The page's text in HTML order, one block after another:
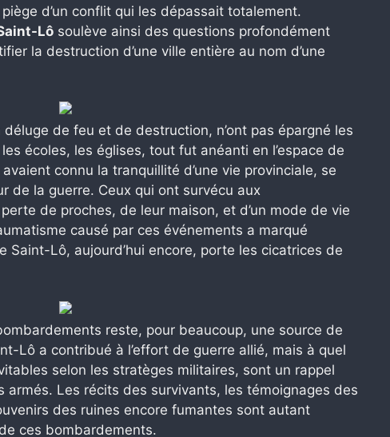
d’un conflit qui les dépassait totalement.
Lô soulève ainsi des questions profondément
la destruction d’une ville entière au nom d’une
de feu et de destruction, n’ont pas épargné les
écoles, les églises, tout fut anéanti en l’espace de
connu la tranquillité d’une vie provinciale, se
de la guerre. Ceux qui ont survécu aux
de proches, de leur maison, et d’un mode de vie
causé par ces événements a marqué
Saint-Lô, aujourd’hui encore, porte les cicatrices de
reste, pour beaucoup, une source de
Lô a contribué à l’effort de guerre allié, mais à quel
selon les stratèges militaires, sont un rappel
Les récits des survivants, les témoignages des
des ruines encore fumantes sont autant
ces bombardements.